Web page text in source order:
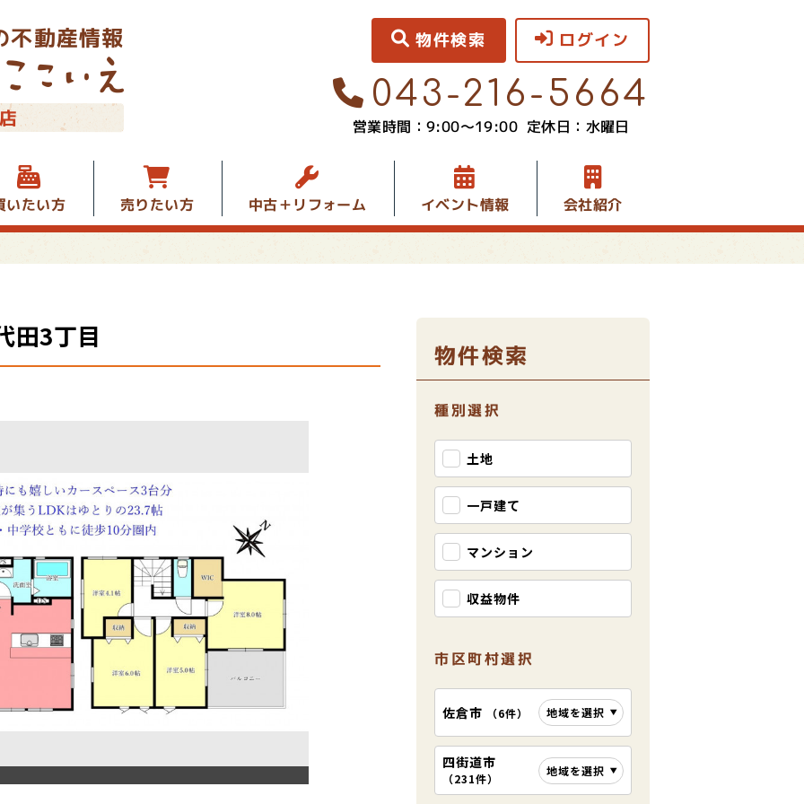
不動産情報
043-216-5664
営業時間：9:00〜19:00 定休日：水曜日
物件検索 ログイン
いたい方 売りたい方 中古＋リフォーム イベント情報 会社紹介
田3丁目
物件検索
種別選択
土地
一戸建て
マンション
収益物件
市区町村選択
佐倉市 （6件） 地域を選択
四街道市
（231件）
地域を選択